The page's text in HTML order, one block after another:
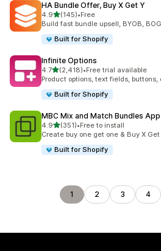
HA Bundle Offer, Buy X Get Y
4.95つ星中
(145)
合計レビュー数：145件
•Free
Build fast bundle upsell, BYOB,
Built for Shopify
Infinite Options
4.75つ星中
(2,418)
合計レビュー数：2418件
•Free trial available
Product options, text fields,
Built for Shopify
MBC Mix and Match Bundles App
4.95つ星中
(351)
合計レビュー数：351件
•Free to install
Create buy one get one & Buy X
Built for Shopify
1 2 3 4